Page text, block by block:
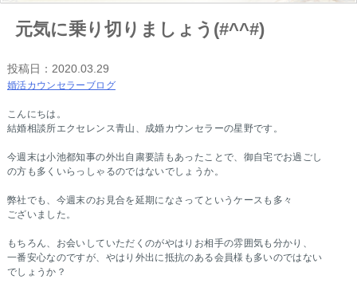
元気に乗り切りましょう(#^^#)
投稿日： 2020.03.29
婚活カウンセラーブログ
こんにちは。
結婚相談所エクセレンス青山、成婚カウンセラーの星野です。
今週末は小池都知事の外出自粛要請もあったことで、御自宅でお過ごし
の方も多くいらっしゃるのではないでしょうか。
弊社でも、今週末のお見合を延期になさってというケースも多々
ございました。
もちろん、お会いしていただくのがやはりお相手の雰囲気も分かり、
一番安心なのですが、やはり外出に抵抗のある会員様も多いのではない
でしょうか？